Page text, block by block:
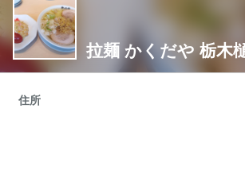
拉麺 かくだや 栃木
住所